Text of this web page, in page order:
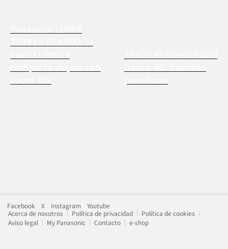
Facebook X Instagram
Youtube
Acerca de nosotros
Política de privacidad
Política de cookies
Aviso legal
My Panasonic Contacto e-shop